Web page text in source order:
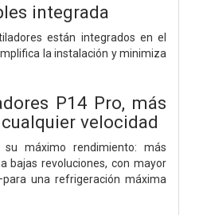
integrada
están integrados en el
la instalación y minimiza
P14 Pro, más
velocidad
su máximo rendimiento: más
bajas revoluciones, con mayor
una refrigeración máxima